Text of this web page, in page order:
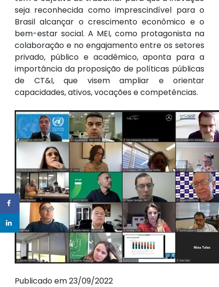
seja reconhecida como imprescindível para o
Brasil alcançar o crescimento econômico e o
bem-estar social. A MEI, como protagonista na
colaboração e no engajamento entre os setores
privado, público e acadêmico, aponta para a
importância da proposição de políticas públicas
de CT&I, que visem ampliar e orientar
capacidades, ativos, vocações e competências.
Publicado em 23/09/2022